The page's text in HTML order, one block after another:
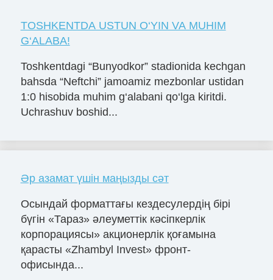
TOSHKENTDA USTUN O‘YIN VA MUHIM
G‘ALABA!
Toshkentdagi “Bunyodkor” stadionida kechgan
bahsda “Neftchi” jamoamiz mezbonlar ustidan
1:0 hisobida muhim g‘alabani qo‘lga kiritdi.
Uchrashuv boshid...
Әр азамат үшін маңызды сәт
Осындай форматтағы кездесулердің бірі
бүгін «Тараз» әлеуметтік кәсіпкерлік
корпорациясы» акционерлік қоғамына
қарасты «Zhambyl Invest» фронт-
офисында...